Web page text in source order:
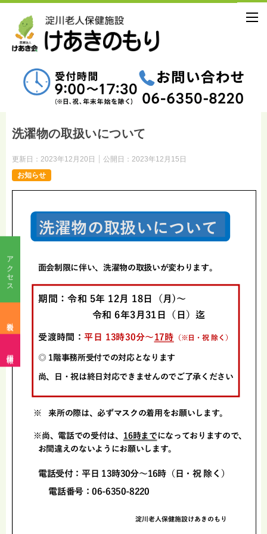
アクセス
洗濯物の取扱いについて
更新日： 2023年12月20日 公開日： 2023年12月15日
お知らせ